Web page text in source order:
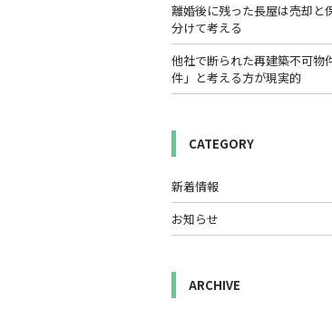
離婚後に残った長屋は売却と
分けて考える
他社で断られた再建築不可物
件」と考える方が現実的
CATEGORY
新着情報
お知らせ
ARCHIVE